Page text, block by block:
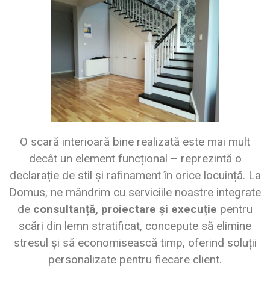
O scară interioară bine realizată este mai mult
decât un element funcțional – reprezintă o
declarație de stil și rafinament în orice locuință. La
Domus, ne mândrim cu serviciile noastre integrate
de consultanță, proiectare și execuție pentru
scări din lemn stratificat, concepute să elimine
stresul și să economisească timp, oferind soluții
personalizate pentru fiecare client.